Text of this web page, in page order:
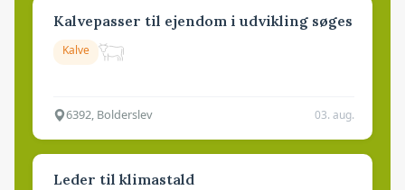
Kalvepasser til ejendom i udvikling søges
Kalve
6392, Bolderslev 03. aug.
Leder til klimastald